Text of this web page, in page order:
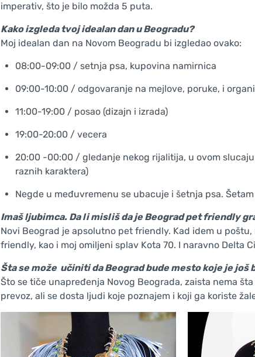
imperativ, što je bilo možda 5 puta.
Kako izgleda tvoj idealan dan u Beogradu?
Moj idealan dan na Novom Beogradu bi izgledao ovako:
08:00-09:00 / setnja psa, kupovina namirnica
09:00-10:00 / odgovaranje na mejlove, poruke, i
11:00-19:00 / posao (dizajn i izrada)
19:00-20:00 / vecera
20:00 -00:00 / gledanje nekog rijalitija, u ovom
raznih karaktera)
Negde u međuvremenu se ubacuje i šetnja psa.
Imaš ljubimca. Da li misliš da je Beograd pet friendly
Novi Beograd je apsolutno pet friendly. Kad idem u
friendly, kao i moj omiljeni splav Kota 70. I naravno Delta
Šta se može učiniti da Beograd bude mesto koje je još
Što se tiče unapređenja Novog Beograda, zaista nema
prevoz, ali se dosta ljudi koje poznajem i koji ga koriste